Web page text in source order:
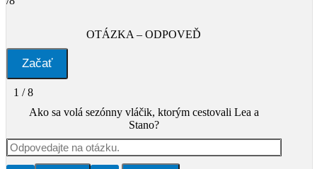
OTÁZKA – ODPOVEĎ
1 / 8
Ako sa volá sezónny vláčik, ktorým cestovali Lea a
Stano?